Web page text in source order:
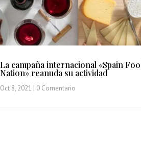
La campaña internacional «Spain
Nation» reanuda su actividad
Oct 8, 2021 | 0 Comentario